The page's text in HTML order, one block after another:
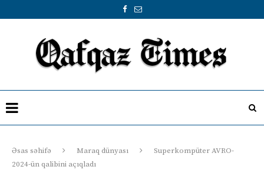
Əsas səhifə Maraq dünyası
Superkompüter AVRO-
2024-ün qalibini açıqladı